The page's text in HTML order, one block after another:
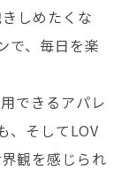
© GROOVE X, Inc.
しめたくな
で、毎日を楽
できるアパレ
、そしてLOV
観を感じられ